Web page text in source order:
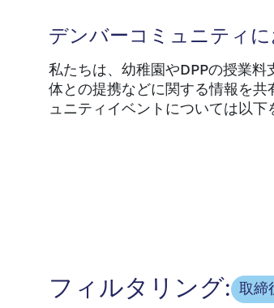
デンバーコミュニティ
私たちは、幼稚園やDPPの授業
体との提携などに関する情報を共
ュニティイベントについては以下
フィルタリング: 取締